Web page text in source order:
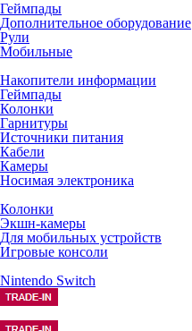
Геймпады
Дополнительное оборудование
Рули
Мобильные
Накопители информации
Геймпады
Колонки
Гарнитуры
Источники питания
Кабели
Камеры
Носимая электроника
Колонки
Экшн-камеры
Для мобильных устройств
Игровые консоли
Nintendo Switch